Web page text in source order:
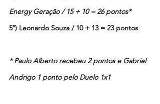
Energy Geração / 15 + 10 = 26 pontos*
5º) Leonardo Souza / 10 + 13 = 23 pontos
* Paulo Alberto recebeu 2 pontos e Gabriel
Andrigo 1 ponto pelo Duelo 1x1